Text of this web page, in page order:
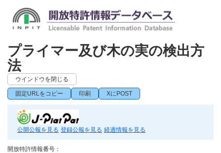
プライマー及び木の実の検出方
法
ウインドウを閉じる
固定URLをコピー 印刷 XにPOST
公開公報を見る 登録公報を見る 経過情報を見る
開放特許情報番号：